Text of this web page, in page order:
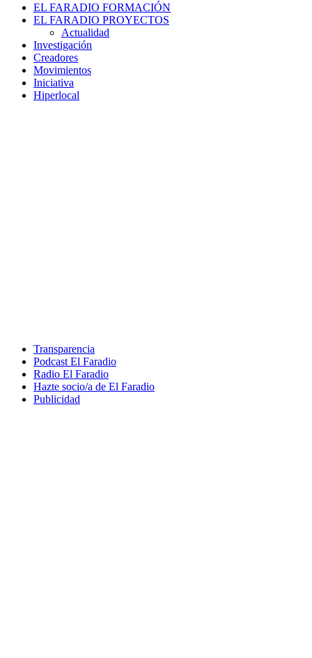
EL FARADIO FORMACIÓN
EL FARADIO PROYECTOS
Actualidad
Investigación
Creadores
Movimientos
Iniciativa
Hiperlocal
Transparencia
Podcast El Faradio
Radio El Faradio
Hazte socio/a de El Faradio
Publicidad